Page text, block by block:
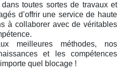
toutes sortes de travaux et
d’offrir une service de haute
à collaborer avec de véritables
meilleures méthodes, nos
et les compétences
quel blocage !